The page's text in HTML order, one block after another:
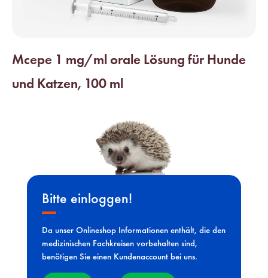
Mcepe 1 mg/ml orale Lösung für Hunde
und Katzen, 100 ml
Bitte einloggen!
Da unser Onlineshop Informationen enthält, die den
medizinischen Fachkreisen vorbehalten sind,
benötigen Sie einen Kundenaccount bei uns.